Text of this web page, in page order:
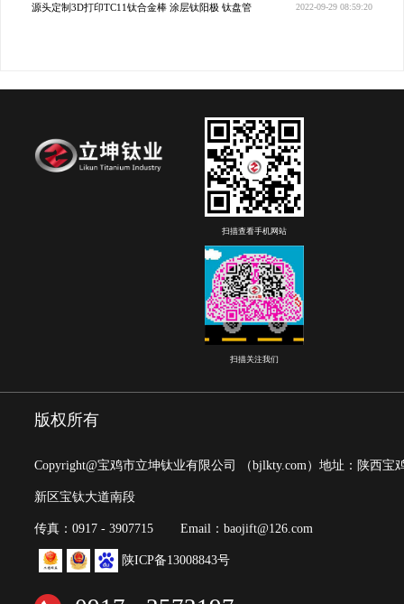
2022-09-29 08:59:20
源头定制3D打印TC11钛合金棒 涂层钛阳极 钛盘管
扫描查看手机网站
扫描关注我们
版权所有
Copyright@宝鸡市立坤钛业有限公司 （bjlkty.com） 地址：陕西宝
新区宝钛大道南段
传真：0917 - 3907715 Email：baojift@126.com
陕ICP备13008843号